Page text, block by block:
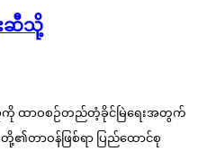
ဆီသို့
ကို ထာဝစဉ်တည်တံ့ခိုင်မြဲရေးအတွက်
တို့၏တာဝန်ဖြစ်ရာ ပြည်ထောင်စု